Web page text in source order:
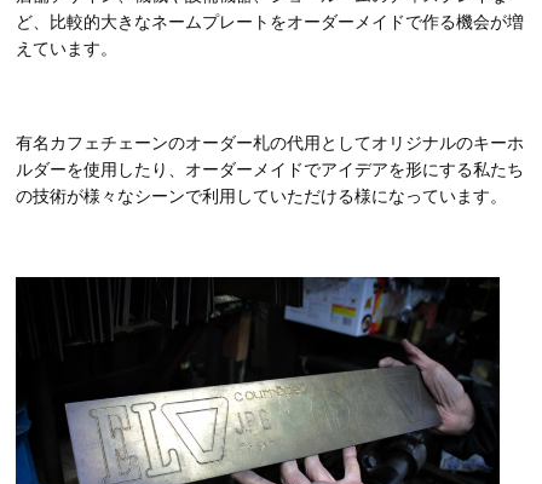
ど、比較的大きなネームプレートをオーダーメイドで作る機会が増
えています。
有名カフェチェーンのオーダー札の代用としてオリジナルのキーホ
ルダーを使用したり、オーダーメイドでアイデアを形にする私たち
の技術が様々なシーンで利用していただける様になっています。